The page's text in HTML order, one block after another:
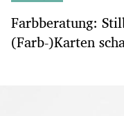
Farbberatung:
(Farb-)Karten